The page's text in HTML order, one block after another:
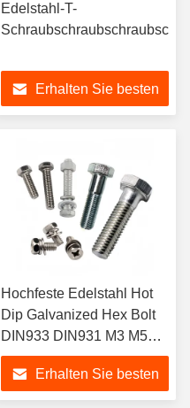
Edelstahl-T-
Erhalten Sie besten
Hochfeste Edelstahl Hot
Dip Galvanized Hex Bolt
DIN933 DIN931 M3 M5
M6 M8 M10 M12 M16 für
Schwerlastanwendungen
Erhalten Sie besten